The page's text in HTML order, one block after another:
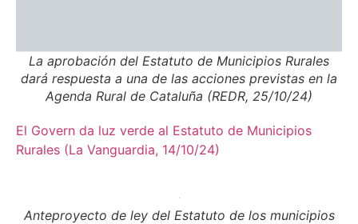
La aprobación del Estatuto de Municipios Rurales
dará respuesta a una de las acciones previstas en la
Agenda Rural de Cataluña (REDR, 25/10/24)
El Govern da luz verde al Estatuto de Municipios
Rurales (La Vanguardia, 14/10/24)
Anteproyecto de ley del Estatuto de los municipios